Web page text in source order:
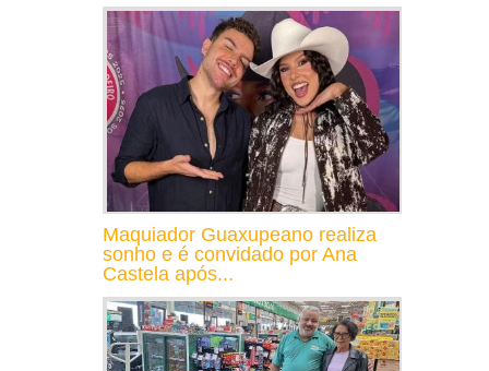
Maquiador Guaxupeano realiza
sonho e é convidado por Ana
Castela após...